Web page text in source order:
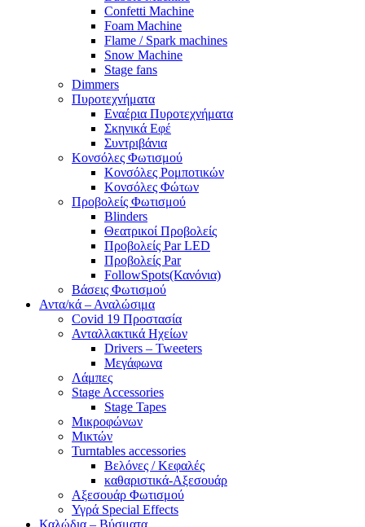
Confetti Machine
Foam Machine
Flame / Spark machines
Snow Machine
Stage fans
Dimmers
Πυροτεχνήματα
Εναέρια Πυροτεχνήματα
Σκηνικά Εφέ
Συντριβάνια
Κονσόλες Φωτισμού
Κονσόλες Ρομποτικών
Κονσόλες Φώτων
Προβολείς Φωτισμού
Blinders
Θεατρικοί Προβολείς
Προβολείς Par LED
Προβολείς Par
FollowSpots(Κανόνια)
Βάσεις Φωτισμού
Αντα/κά – Αναλώσιμα
Covid 19 Προστασία
Ανταλλακτικά Ηχείων
Drivers – Tweeters
Μεγάφωνα
Λάμπες
Stage Accessories
Stage Tapes
Μικροφώνων
Μικτών
Turntables accessories
Βελόνες / Κεφαλές
καθαριστικά-Αξεσουάρ
Αξεσουάρ Φωτισμού
Υγρά Special Effects
Καλώδια – Βύσματα